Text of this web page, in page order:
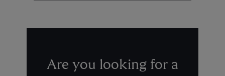
Are you looking for a